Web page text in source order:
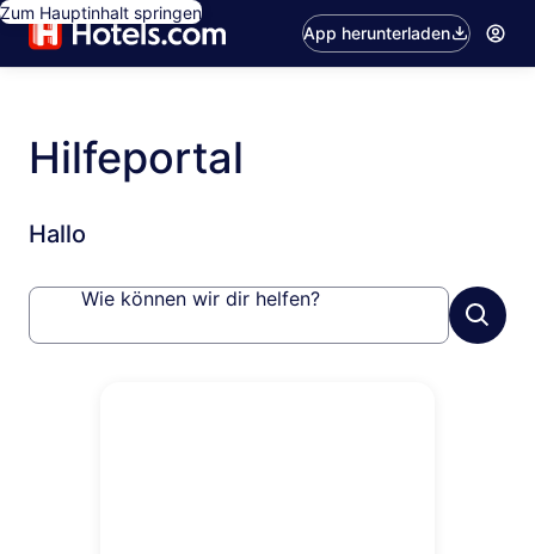
Zum Hauptinhalt springen
App herunterladen
Hilfeportal
Hallo
Wie können wir dir helfen?